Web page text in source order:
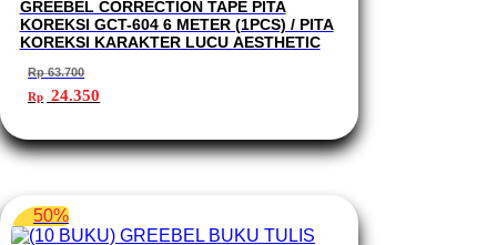
GREEBEL CORRECTION TAPE PITA
KOREKSI GCT-604 6 METER (1PCS) / PITA
KOREKSI KARAKTER LUCU AESTHETIC
Rp63.700
Harga
aslinya
Rp 63.700.
Rp 24.350saat
adalah:
Rp 24.350.
50%